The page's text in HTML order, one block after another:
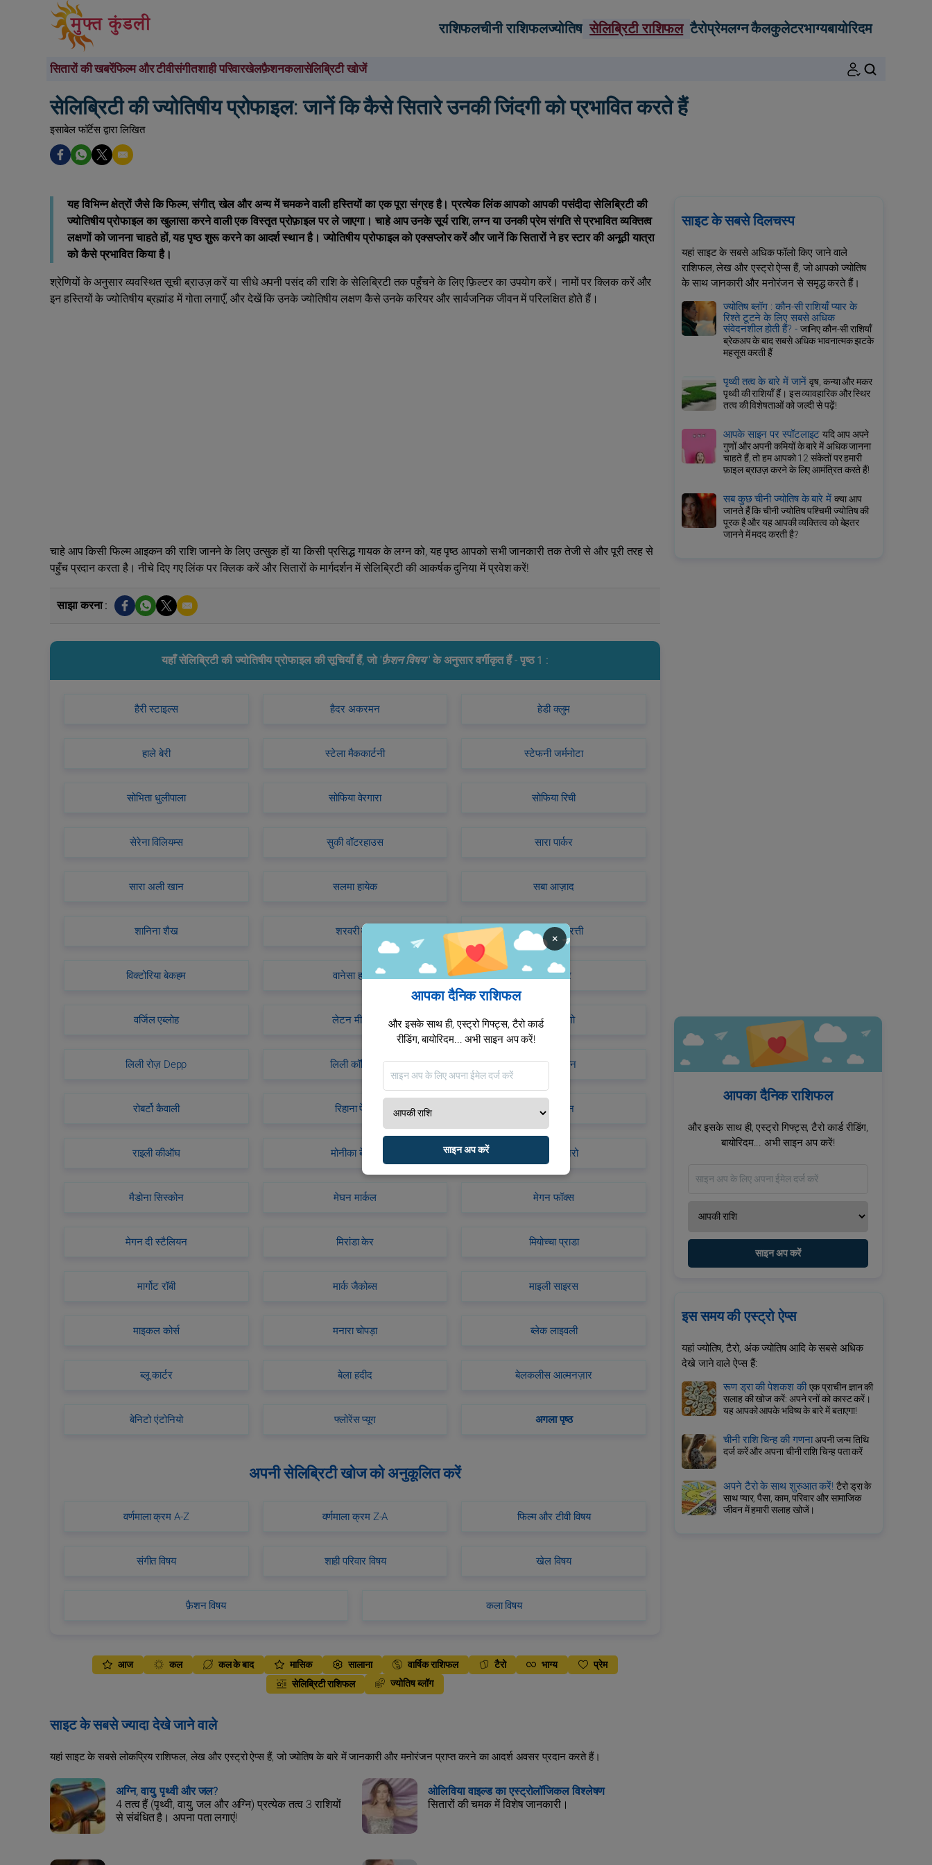
राशिफलचीनी राशिफलज्योतिष सेलिब्रिटी राशिफल टैरोप्रेमलग्न कैलकुलेटरभाग्यबायोरिदम
सितारों की खबरेंफिल्म और टीवीसंगीतशाही परिवारखेलफ़ैशनकलासेलिब्रिटी खोजें
खोजें
सेलिब्रिटी की ज्योतिषीय प्रोफाइल: जानें कि कैसे सितारे उनकी जिंदगी को प्रभावित करते हैं
इसाबेल फॉर्टेस द्वारा लिखित
यह विभिन्न क्षेत्रों जैसे कि फिल्म, संगीत, खेल और अन्य में चमकने वाली हस्तियों का एक पूरा संग्रह है। प्रत्येक लिंक आपको आपकी पसंदीदा सेलिब्रिटी की
ज्योतिषीय प्रोफाइल का खुलासा करने वाली एक विस्तृत प्रोफ़ाइल पर ले जाएगा। चाहे आप उनके सूर्य राशि, लग्न या उनकी प्रेम संगति से प्रभावित व्यक्तित्व
लक्षणों को जानना चाहते हों, यह पृष्ठ शुरू करने का आदर्श स्थान है। ज्योतिषीय प्रोफाइल को एक्सप्लोर करें और जानें कि सितारों ने हर स्टार की अनूठी यात्रा
को कैसे प्रभावित किया है।
श्रेणियों के अनुसार व्यवस्थित सूची ब्राउज़ करें या सीधे अपनी पसंद की राशि के सेलिब्रिटी तक पहुँचने के लिए फ़िल्टर का उपयोग करें। नामों पर क्लिक करें और
इन हस्तियों के ज्योतिषीय ब्रह्मांड में गोता लगाएँ, और देखें कि उनके ज्योतिषीय लक्षण कैसे उनके करियर और सार्वजनिक जीवन में परिलक्षित होते हैं।
चाहे आप किसी फिल्म आइकन की राशि जानने के लिए उत्सुक हों या किसी प्रसिद्ध गायक के लग्न को, यह पृष्ठ आपको सभी जानकारी तक तेजी से और पूरी तरह से
पहुँच प्रदान करता है। नीचे दिए गए लिंक पर क्लिक करें और सितारों के मार्गदर्शन में सेलिब्रिटी की आकर्षक दुनिया में प्रवेश करें!
साझा करना :
यहाँ सेलिब्रिटी की ज्योतिषीय प्रोफाइल की सूचियाँ हैं, जो 'फ़ैशन विषय' के अनुसार वर्गीकृत हैं - पृष्ठ 1 :
हैरी स्टाइल्स हैदर अकरमन हेडी क्लुम
हाले बेरी स्टेला मैककार्टनी स्टेफनी जर्मनोटा
सोभिता धुलीपाला सोफिया वेरगारा सोफिया रिची
सेरेना विलियम्स सुकी वॉटरहाउस सारा पार्कर
सारा अली खान सलमा हायेक सबा आज़ाद
शानिना शैख शरवरी वाघ विट्टोरिया चेरत्ती
विक्टोरिया बेकहम वानेसा हजेंस वाणी कपूर
वर्जिल एब्लोह लेटन मीस्टर लुपिता न्योंगो
लिली रोज़ Depp लिली कॉलिन्स लिंडसे लोहन
रोबर्टो कैवाली रिहाना फेंटि राल्फ लॉरेन
राइली कीऑघ मोनीका बेलुची मैरीलिन मुनरो
मैडोना सिस्कोन मेघन मार्कल मेगन फॉक्स
मेगन दी स्टैलियन मिरांडा केर मियोच्चा प्राडा
मार्गोट रॉबी मार्क जैकोब्स माइली साइरस
माइकल कोर्स मनारा चोपड़ा ब्लेक लाइवली
ब्लू कार्टर बेला हदीद बेलकलीस आल्मनज़ार
बेनिटो एंटोनियो फ्लोरेंस प्यूग अगला पृष्ठ
अपनी सेलिब्रिटी खोज को अनुकूलित करें
वर्णमाला क्रम A-Z वर्णमाला क्रम Z-A फिल्म और टीवी विषय
संगीत विषय शाही परिवार विषय खेल विषय
फ़ैशन विषय कला विषय
आज कल कल के बाद मासिक सालाना वार्षिक राशिफल टैरो भाग्य
प्रेम
सेलिब्रिटी राशिफल
ज्योतिष ब्लॉग
साइट के सबसे ज्यादा देखे जाने वाले
यहां साइट के सबसे लोकप्रिय राशिफल, लेख और एस्ट्रो ऐप्स हैं, जो ज्योतिष के बारे में जानकारी और मनोरंजन प्राप्त करने का आदर्श अवसर प्रदान करते हैं।
अग्नि, वायु, पृथ्वी और जल?
4 तत्व हैं (पृथ्वी, वायु, जल और अग्नि) प्रत्येक तत्व 3 राशियों
से संबंधित है। अपना पता लगाएं!
ओलिविया वाइल्ड का एस्ट्रोलॉजिकल विश्लेषण
सितारों की चमक में विशेष जानकारी।
साइट के सबसे दिलचस्प
यहां साइट के सबसे अधिक फॉलो किए जाने वाले
राशिफल, लेख और एस्ट्रो ऐप्स हैं, जो आपको ज्योतिष
के साथ जानकारी और मनोरंजन से समृद्ध करते हैं।
ज्योतिष ब्लॉग : कौन-सी राशियाँ प्यार के
रिश्ते टूटने के लिए सबसे अधिक
संवेदनशील होती हैं? -जानिए कौन-सी राशियाँ
ब्रेकअप के बाद सबसे अधिक भावनात्मक झटके
महसूस करती हैं
पृथ्वी तत्व के बारे में जानेंवृष, कन्या और मकर
पृथ्वी की राशियाँ हैं। इस व्यावहारिक और स्थिर
तत्व की विशेषताओं को जल्दी से पढ़ें!
आपके साइन पर स्पॉटलाइटयदि आप अपने
गुणों और अपनी कमियों के बारे में अधिक जानना
चाहते हैं, तो हम आपको 12 संकेतों पर हमारी
फ़ाइल ब्राउज़ करने के लिए आमंत्रित करते हैं!
सब कुछ चीनी ज्योतिष के बारे मेंक्या आप
जानते हैं कि चीनी ज्योतिष पश्चिमी ज्योतिष की
पूरक है और यह आपकी व्यक्तित्व को बेहतर
जानने में मदद करती है?
आपका दैनिक राशिफल
और इसके साथ ही, एस्ट्रो गिफ्ट्स, टैरो कार्ड रीडिंग,
बायोरिदम... अभी साइन अप करें!
साइन अप करें
इस समय की एस्ट्रो ऐप्स
यहां ज्योतिष, टैरो, अंक ज्योतिष आदि के सबसे अधिक
देखे जाने वाले ऐप्स हैं:
रूण ड्रा की पेशकश कीएक प्राचीन ज्ञान की
सलाह की खोज करें: अपने रनों को कास्ट करें।
यह आपको आपके भविष्य के बारे में बताएगा!
चीनी राशि चिन्ह की गणनाअपनी जन्म तिथि
दर्ज करें और अपना चीनी राशि चिन्ह पता करें
अपने टैरो के साथ शुरुआत करें!टैरो ड्रा के
साथ प्यार, पैसा, काम, परिवार और सामाजिक
जीवन में हमारी सलाह खोजें।
×
आपका दैनिक राशिफल
और इसके साथ ही, एस्ट्रो गिफ्ट्स, टैरो कार्ड
रीडिंग, बायोरिदम... अभी साइन अप करें!
साइन अप करें